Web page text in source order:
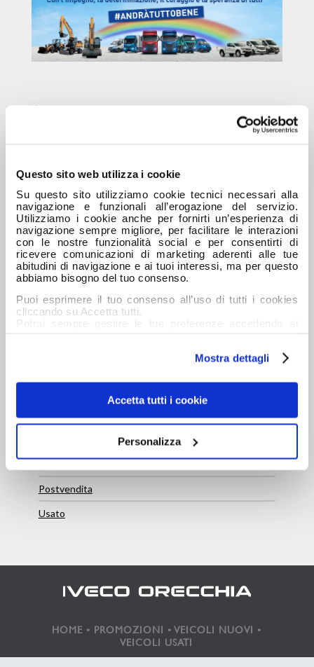
Questo sito web utilizza i cookie
Su questo sito utilizziamo cookie tecnici necessari alla
navigazione e funzionali all’erogazione del servizio.
Utilizziamo i cookie anche per fornirti un’esperienza di
navigazione sempre migliore, per facilitare le interazioni
con le nostre funzionalità social e per consentirti di
ricevere comunicazioni di marketing aderenti alle tue
abitudini di navigazione e ai tuoi interessi, ma per questo
abbiamo bisogno del tuo consenso.
Puoi esprimere il tuo consenso all’uso di tutti i cookies
cliccando su Accetta tutti.
Potrai sempre gestire le tue preferenze accedendo ai
Mostra dettagli
Accetta tutti i cookie
Personalizza
ingegno. Un’icona nata per lavorare
IVECO inaugura una nuova era: veicoli e servizi di
ultima generazione per autisti e flotte
Ecobonus 2026, in arrivo gli incentivi per i veicoli
commerciali.
IVECO, Diego Gastaldi Brand Ambassador: al via il
viaggio dello “Spirito in Movimento”
Azienda
Macchine Movimento Terra
Postvendita
Usato
HOME • PROMOZIONI •VEICOLI NUOVI •
VEICOLI USATI